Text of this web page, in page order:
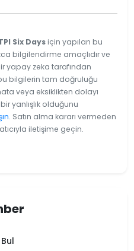
Six Days için yapılan bu
bilgilendirme amaçlıdır ve
yapay zeka tarafından
bilgilerin tam doğruluğu
veya eksiklikten dolayı
yanlışlık olduğunu
. Satın alma kararı vermeden
iletişime geçin.